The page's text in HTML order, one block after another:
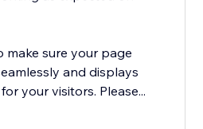
make sure your page
and displays
your visitors. Please...